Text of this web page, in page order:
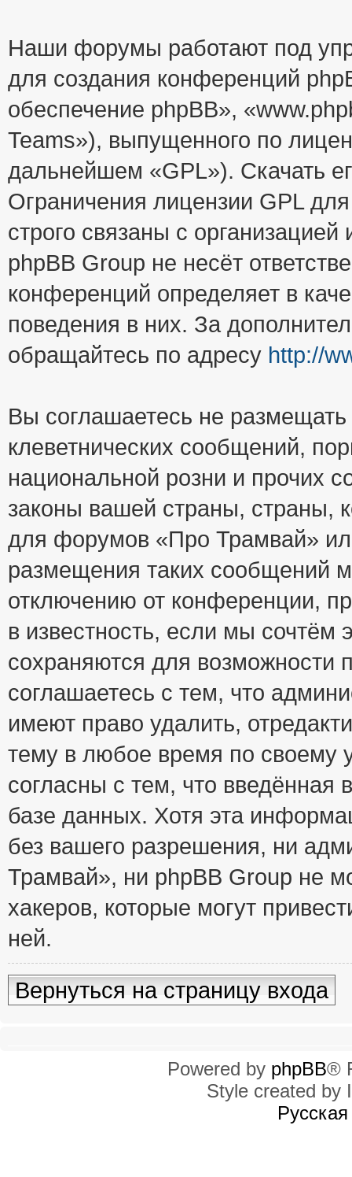
Наши форумы работают под
для создания конференций
обеспечение phpBB»,
Teams»), выпущенного по
дальнейшем «GPL»). Скачать
Ограничения лицензии GPL
строго связаны с
phpBB Group не несёт
конференций определяет в
поведения в них. За
обращайтесь по адресу http://
Вы соглашаетесь не
клеветнических сообщений,
национальной розни и прочих
законы вашей страны, страны,
для форумов «Про Трамвай»
размещения таких сообщений
отключению от конференции,
в известность, если мы
сохраняются для возможности
соглашаетесь с тем, что
имеют право удалить,
тему в любое время по своему
согласны с тем, что
базе данных. Хотя эта
без вашего разрешения, ни
Трамвай», ни phpBB Group не
хакеров, которые могут
ней.
Вернуться на страницу входа
Powered by phpBB®
Style created by